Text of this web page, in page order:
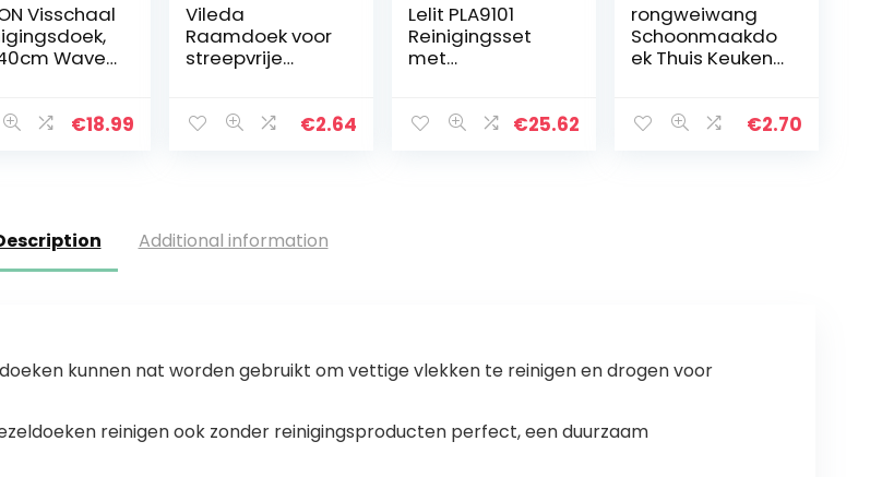
Visschaal
Wave
€18.99
Vileda
Raamdoek voor
streepvrije
geel, 1 pak
€2.64
Lelit PLA9101
Reinigingsset
met
en nylon penseel
€25.62
rongweiwang
Schoonmaakdo
ek Thuis Keuken
microfiber
€2.70
Additional information
kunnen nat worden gebruikt om vettige vlekken te reinigen en drogen voor
reinigen ook zonder reinigingsproducten perfect, een duurzaam